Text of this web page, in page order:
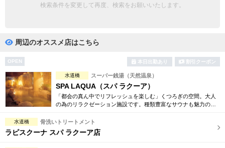
ポイントカード有
2名様歓迎
完全個室 半個室あり
ペアルームあり シャワー室完備
フットバスあり 岩盤浴あり
専用駐車場あり
検索条件を変更して再度、検索をお願いいたします。
周辺のオススメ店はこちら
OPEN 本日出勤あり 割引クーポン
水道橋 スーパー銭湯（天然温泉）
SPA LAQUA（スパ ラクーア）
「都会の真ん中でリフレッシュを楽しむ」くつろぎの空間。大人
の為のリラクゼーション施設です。種類豊富なサウナも魅力の一
くまでお過ごし下さい。
水道橋 骨洗いトリートメント
ラピスクーナ スパ ラクーア店